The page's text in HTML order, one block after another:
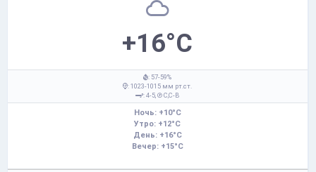
+16°C
: 57-59%
: 1023-1015 мм рт.ст.
: 4-5,
С,С-В
Ночь: +10°C
Утро: +12°C
День: +16°C
Вечер: +15°C